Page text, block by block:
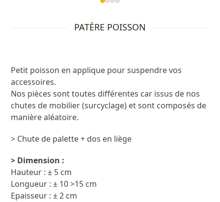
Press
to
first
PATÈRE POISSON
Petit poisson en applique pour suspendre vos
accessoires.
Nos pièces sont toutes différentes car issus de nos
chutes de mobilier (surcyclage) et sont composés de
manière aléatoire.
> Chute de palette + dos en liège
> Dimension :
Hauteur : ± 5 cm
Longueur : ± 10 >15 cm
Epaisseur : ± 2 cm